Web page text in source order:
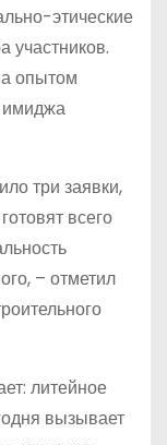
этические
участников.
опытом
три заявки,
всего
– отметил
литейное
вызывает